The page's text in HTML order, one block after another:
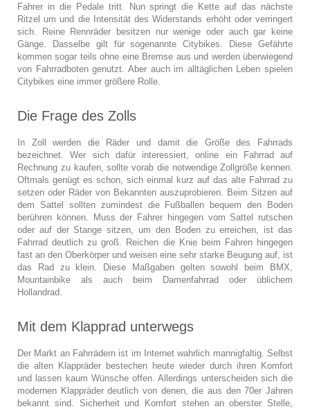
Fahrer in die Pedale tritt. Nun springt die Kette auf das nächste
Ritzel um und die Intensität des Widerstands erhöht oder verringert
sich. Reine Rennräder besitzen nur wenige oder auch gar keine
Gänge. Dasselbe gilt für sogenannte Citybikes. Diese Gefährte
kommen sogar teils ohne eine Bremse aus und werden überwiegend
von Fahrradboten genutzt. Aber auch im alltäglichen Leben spielen
Citybikes eine immer größere Rolle.
Die Frage des Zolls
In Zoll werden die Räder und damit die Größe des Fahrrads
bezeichnet. Wer sich dafür interessiert, online ein Fahrrad auf
Rechnung zu kaufen, sollte vorab die notwendige Zollgröße kennen.
Oftmals genügt es schon, sich einmal kurz auf das alte Fahrrad zu
setzen oder Räder von Bekannten auszuprobieren. Beim Sitzen auf
dem Sattel sollten zumindest die Fußballen bequem den Boden
berühren können. Muss der Fahrer hingegen vom Sattel rutschen
oder auf der Stange sitzen, um den Boden zu erreichen, ist das
Fahrrad deutlich zu groß. Reichen die Knie beim Fahren hingegen
fast an den Oberkörper und weisen eine sehr starke Beugung auf, ist
das Rad zu klein. Diese Maßgaben gelten sowohl beim BMX,
Mountainbike als auch beim Damenfahrrad oder üblichem
Hollandrad.
Mit dem Klapprad unterwegs
Der Markt an Fahrrädern ist im Internet wahrlich mannigfaltig. Selbst
die alten Klappräder bestechen heute wieder durch ihren Komfort
und lassen kaum Wünsche offen. Allerdings unterscheiden sich die
modernen Klappräder deutlich von denen, die aus den 70er Jahren
bekannt sind. Sicherheit und Komfort stehen an oberster Stelle,